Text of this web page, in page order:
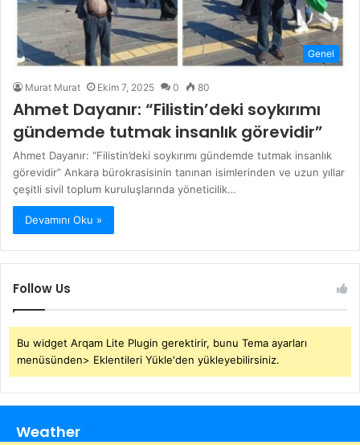
Genel
Murat Murat Ekim 7, 2025 0 80
Ahmet Dayanır: “Filistin’deki soykırımı
gündemde tutmak insanlık görevidir”
Ahmet Dayanır: “Filistin’deki soykırımı gündemde tutmak insanlık
görevidir” Ankara bürokrasisinin tanınan isimlerinden ve uzun yıllar
çeşitli sivil toplum kuruluşlarında yöneticilik…
Devamını Oku »
Follow Us
Bu widget Arqam Lite Plugin gerektirir, bunu Tema ayarları
menüsünden> Eklentileri Yükle'den yükleyebilirsiniz.
Weather